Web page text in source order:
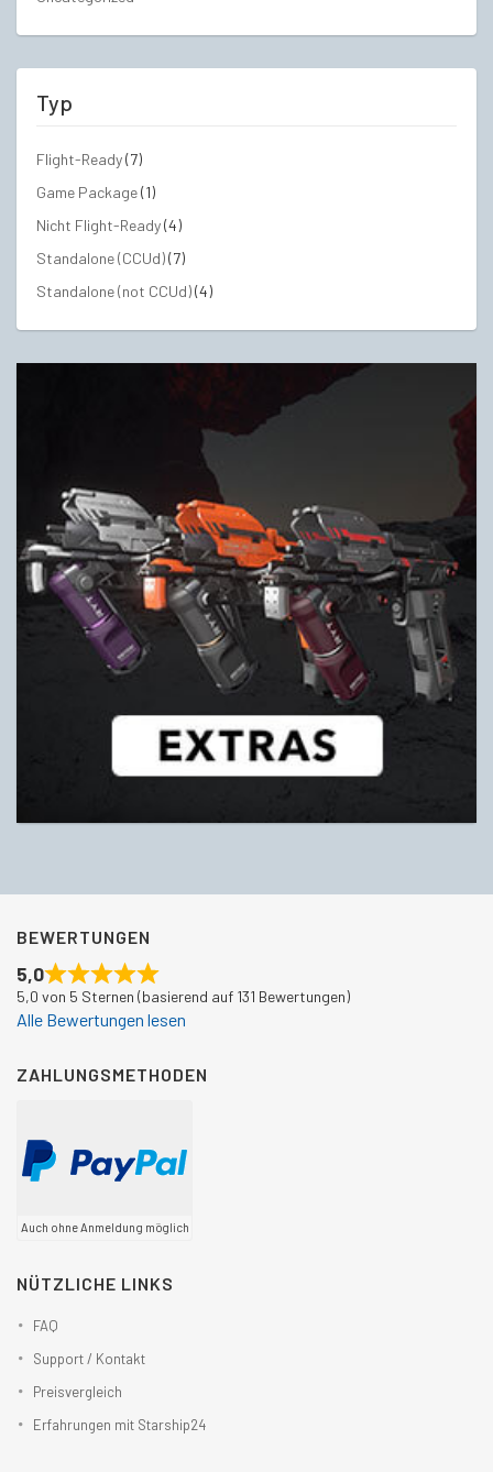
Typ
Flight-Ready(7)
Game Package(1)
Nicht Flight-Ready(4)
Standalone (CCUd)(7)
Standalone (not CCUd)(4)
BEWERTUNGEN
5,0
5,0 von 5 Sternen (basierend auf 131 Bewertungen)
Alle Bewertungen lesen
ZAHLUNGSMETHODEN
Auch ohne Anmeldung möglich
NÜTZLICHE LINKS
FAQ
Support / Kontakt
Preisvergleich
Erfahrungen mit Starship24